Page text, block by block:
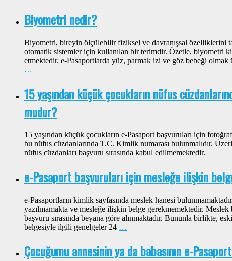
Biyometri nedir?
Biyometri, bireyin ölçülebilir fiziksel ve davranışsal özelliklerini
otomatik sistemler için kullanılan bir terimdir. Özetle,
etmektedir. e-Pasaportlarda yüz, parmak izi ve göz bebeği
…
15 yaşından küçük çocukların nüfus
mudur?
15 yaşından küçük çocukların e-Pasaport başvuruları için
bu nüfus cüzdanlarında T.C. Kimlik numarası bulunmalıdır.
nüfus cüzdanları başvuru sırasında kabul edilmemektedir.
e-Pasaport başvuruları için mesleğe ilişkin
e-Pasaportların kimlik sayfasında meslek hanesi
yazılmamakta ve mesleğe ilişkin belge gerekmemektedir.
başvuru sırasında beyana göre alınmaktadır. Bununla birlikte,
belgesiyle ilgili genelgeler 24 …
Çocuğumu annesinin ya da babasının e-